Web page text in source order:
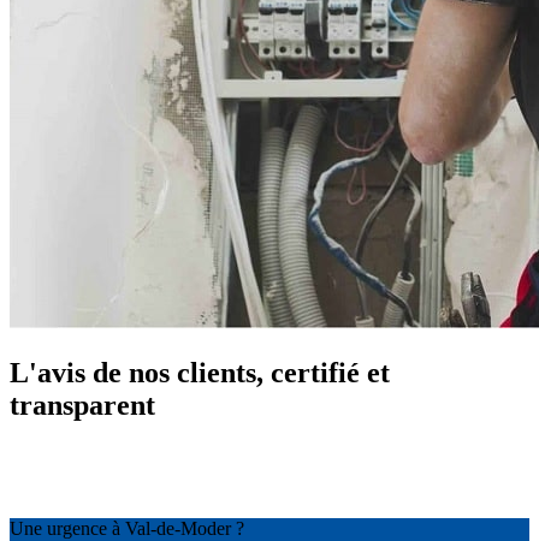
L'avis de nos clients, certifié et
transparent
Une urgence à Val-de-Moder ?